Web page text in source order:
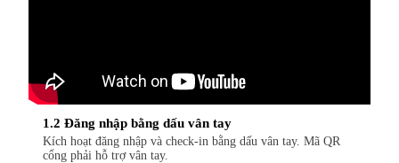
1.2 Đăng nhập bằng dấu vân tay
Kích hoạt đăng nhập và check-in bằng dấu vân tay. Mã QR
cổng phải hỗ trợ vân tay.